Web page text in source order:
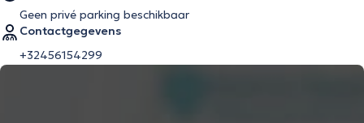
Geen privé parking beschikbaar
Contactgegevens
+32456154299